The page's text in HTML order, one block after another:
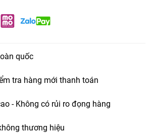
quốc
tra hàng mới thanh toán
- Không có rủi ro đọng hàng
thương hiệu